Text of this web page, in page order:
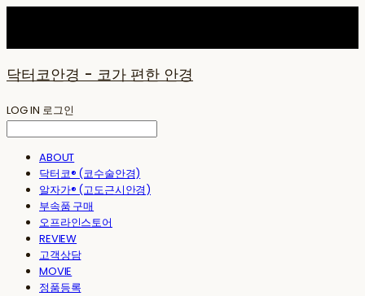
닥터코안경 - 코가 편한 안경
LOG IN 로그인
ABOUT
닥터코® (코수술안경)
알자가® (고도근시안경)
부속품 구매
오프라인스토어
REVIEW
고객상담
MOVIE
정품등록